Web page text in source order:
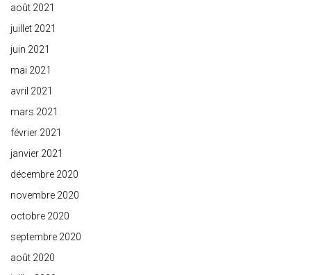
août 2021
juillet 2021
juin 2021
mai 2021
avril 2021
mars 2021
février 2021
janvier 2021
décembre 2020
novembre 2020
octobre 2020
septembre 2020
août 2020